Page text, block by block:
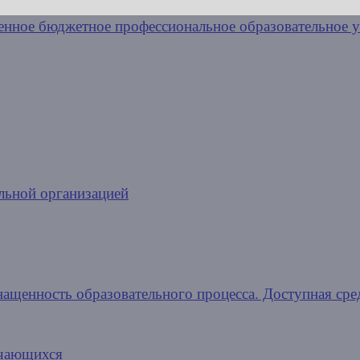
организацией
образовательного процесса. Доступная